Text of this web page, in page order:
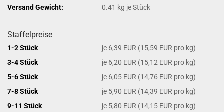
Versand Gewicht:
0.41 kg je Stück
Staffelpreise
1-2 Stück
je 6,39 EUR (15,59 EUR pro kg)
3-4 Stück
je 6,20 EUR (15,12 EUR pro kg)
5-6 Stück
je 6,05 EUR (14,76 EUR pro kg)
7-8 Stück
je 5,90 EUR (14,39 EUR pro kg)
9-11 Stück
je 5,80 EUR (14,15 EUR pro kg)